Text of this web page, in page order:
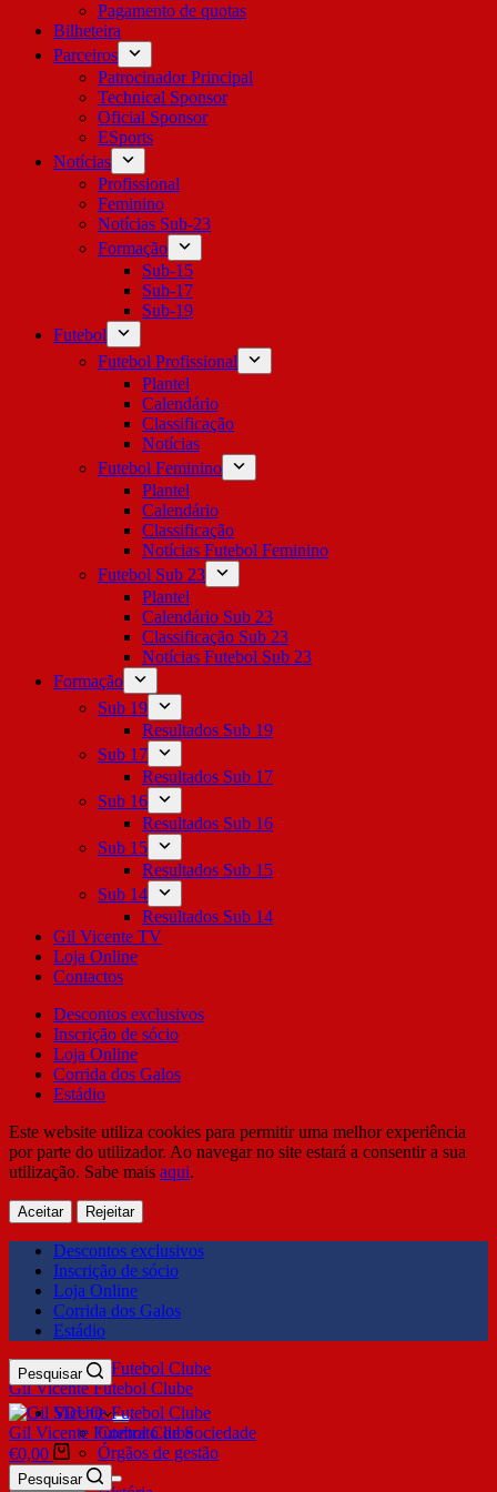
Pagamento de quotas
Bilheteira
Parceiros
Patrocinador Principal
Technical Sponsor
Oficial Sponsor
ESports
Notícias
Profissional
Feminino
Notícias Sub-23
Formação
Sub-15
Sub-17
Sub-19
Futebol
Futebol Profissional
Plantel
Calendário
Classificação
Notícias
Futebol Feminino
Plantel
Calendário
Classificação
Notícias Futebol Feminino
Futebol Sub 23
Plantel
Calendário Sub 23
Classificação Sub 23
Notícias Futebol Sub 23
Formação
Sub 19
Resultados Sub 19
Sub 17
Resultados Sub 17
Sub 16
Resultados Sub 16
Sub 15
Resultados Sub 15
Sub 14
Resultados Sub 14
Gil Vicente TV
Loja Online
Contactos
Descontos exclusivos
Inscrição de sócio
Loja Online
Corrida dos Galos
Estádio
Este website utiliza cookies para permitir uma melhor experiência
por parte do utilizador. Ao navegar no site estará a consentir a sua
utilização. Sabe mais aqui.
Aceitar Rejeitar
Descontos exclusivos
Inscrição de sócio
Loja Online
Corrida dos Galos
Estádio
Gil Vicente Futebol Clube
Pesquisar
SDUQ
Contrato de Sociedade
Órgãos de gestão
Clube
Gil Vicente Futebol Clube
€0,00
Pesquisar